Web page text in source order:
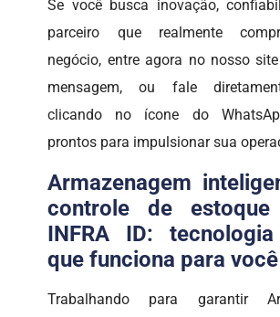
Se você busca inovação,
parceiro que realmente
negócio, entre agora no nosso
mensagem, ou fale
clicando no ícone do
prontos para impulsionar sua
Armazenagem
controle de
INFRA ID:
que funciona para você
Trabalhando para garantir